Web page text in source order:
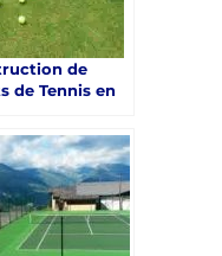
de tennis
de
de Tennis en
les Alpes-
Comment
le Bon
de Drainage